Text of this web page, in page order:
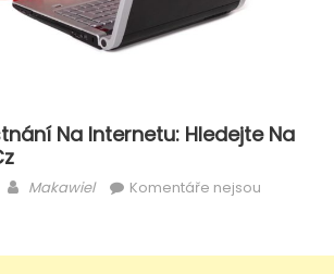
Na Internetu: Hledejte Na
Author
Makawiel
Komentáře nejsou